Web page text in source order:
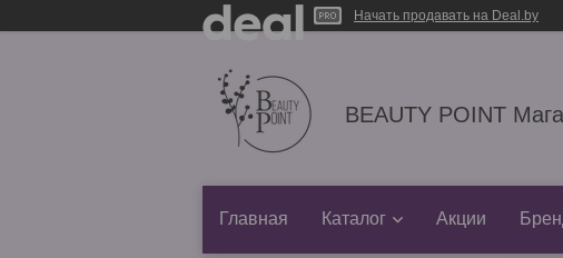
Начать продавать на Deal.by
BEAUTY POINT
Главная Каталог Акции